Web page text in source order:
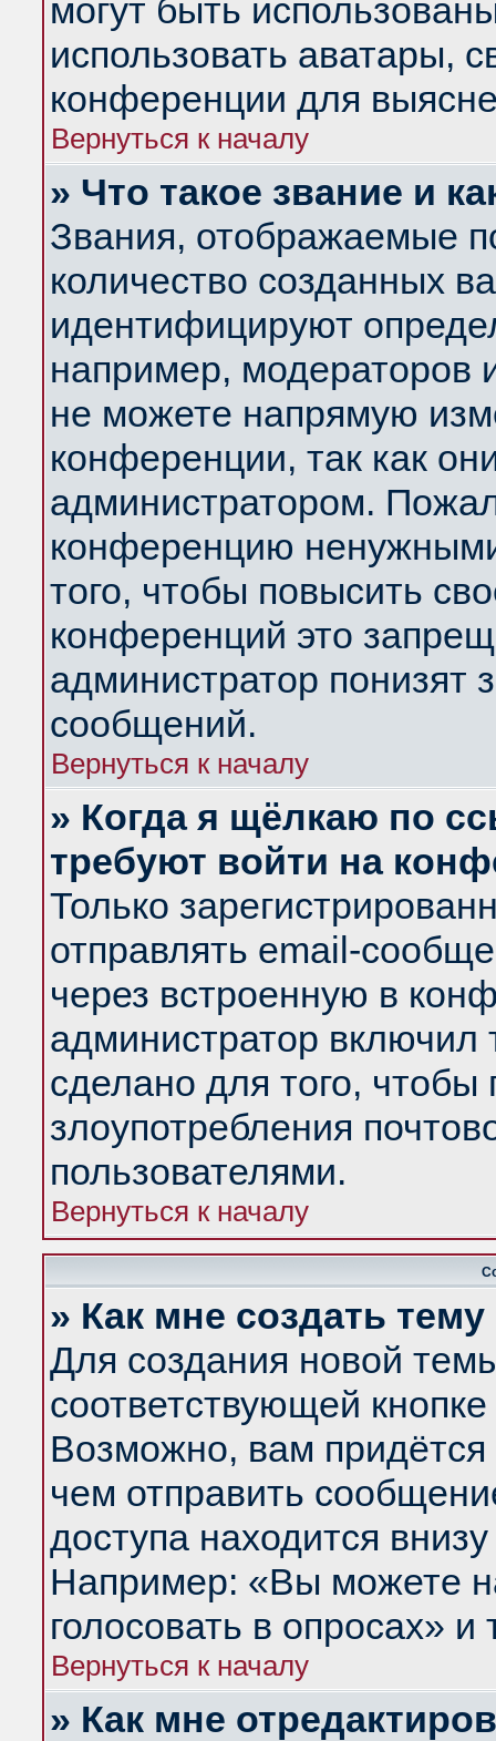
могут быть
использовать аватары,
конференции для
Вернуться к началу
» Что такое звание и
Звания, отображаемые
количество созданных
идентифицируют
например, модераторов
не можете напрямую
конференции, так как
администратором.
конференцию
того, чтобы повысить
конференций это
администратор понизят
сообщений.
Вернуться к началу
» Когда я щёлкаю по
требуют войти на
Только
отправлять email-
через встроенную в
администратор
сделано для того, чтобы
злоупотребления
пользователями.
Вернуться к началу
» Как мне создать
Для создания новой
соответствующей
Возможно, вам придётся
чем отправить
доступа находится
Например: «Вы можете
голосовать в опросах» и
Вернуться к началу
» Как мне